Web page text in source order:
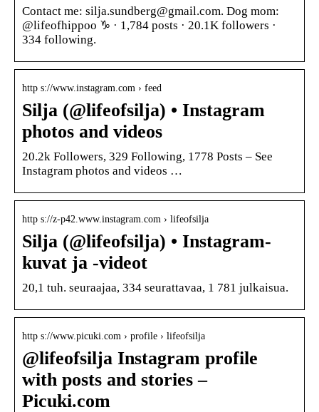
Contact me: silja.sundberg@gmail.com. Dog mom:
@lifeofhippoo ♑︎ · 1,784 posts · 20.1K followers ·
334 following.
http s://www.instagram.com › feed
Silja (@lifeofsilja) • Instagram
photos and videos
20.2k Followers, 329 Following, 1778 Posts – See
Instagram photos and videos …
http s://z-p42.www.instagram.com › lifeofsilja
Silja (@lifeofsilja) • Instagram-
kuvat ja -videot
20,1 tuh. seuraajaa, 334 seurattavaa, 1 781 julkaisua.
http s://www.picuki.com › profile › lifeofsilja
@lifeofsilja Instagram profile
with posts and stories –
Picuki.com